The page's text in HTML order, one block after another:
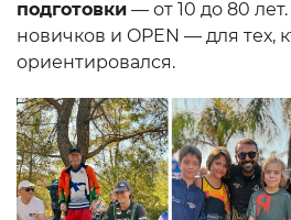
подготовки — от 10 до 80
новичков и OPEN — для тех,
ориентировался.